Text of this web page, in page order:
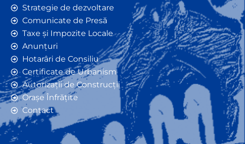
Strategie de dezvoltare
Comunicate de Presă
Taxe și Impozite Locale
Anunțuri
Hotarâri de Consiliu
Certificate de Urbanism
Autorizații de Construcții
Orașe Înfrățite
Contact